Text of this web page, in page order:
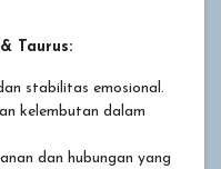
Taurus:
stabilitas emosional.
kelembutan dalam
dan hubungan yang